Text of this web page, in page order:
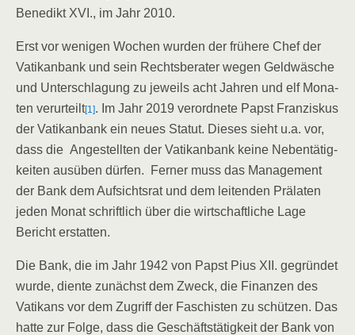
Bene­dikt XVI., im Jahr 2010.
Erst vor weni­gen Wochen wur­den der frü­he­re Chef der
Vatik­an­bank und sein Rechts­be­ra­ter wegen Geld­wä­sche
und Unter­schla­gung zu jeweils acht Jah­ren und elf Mona­
ten ver­ur­teilt[1]. Im Jahr 2019 ver­ord­ne­te Papst Fran­zis­kus
der Vatik­an­bank ein neu­es Sta­tut. Die­ses sieht u.a. vor,
dass die Ange­stell­ten der Vatik­an­bank kei­ne Neben­tä­tig­
kei­ten aus­üben dür­fen. Fer­ner muss das Manage­ment
der Bank dem Auf­sichts­rat und dem lei­ten­den Prä­la­ten
jeden Monat schrift­lich über die wirt­schaft­li­che Lage
Bericht erstatten.
Die Bank, die im Jahr 1942 von Papst Pius XII. gegrün­det
wur­de, dien­te zunächst dem Zweck, die Finan­zen des
Vati­kans vor dem Zugriff der Faschis­ten zu schüt­zen. Das
hat­te zur Fol­ge, dass die Geschäfts­tä­tig­keit der Bank von